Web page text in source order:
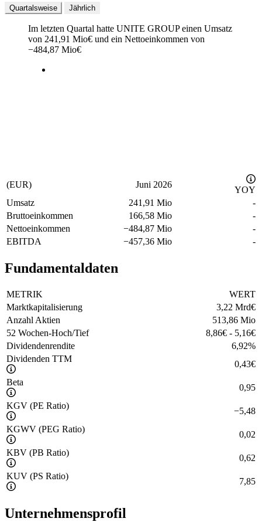
Quartalsweise Jährlich
Im letzten Quartal hatte UNITE GROUP einen Umsatz
von 241,91 Mio€ und ein Nettoeinkommen von
−484,87 Mio€
(EUR) Juni 2026
YOY
Umsatz
241,91 Mio
-
Bruttoeinkommen
166,58 Mio
-
Nettoeinkommen
−484,87 Mio
-
EBITDA
−457,36 Mio -
Fundamentaldaten
METRIK
WERT
Marktkapitalisierung
3,22 Mrd€
Anzahl Aktien
513,86 Mio
52 Wochen-Hoch/Tief
8,86€ - 5,16€
Dividendenrendite
6,92%
Dividenden TTM
0,43€
Beta
0,95
KGV (PE Ratio)
−5,48
KGWV (PEG Ratio)
0,02
KBV (PB Ratio)
0,62
KUV (PS Ratio)
7,85
Unternehmensprofil